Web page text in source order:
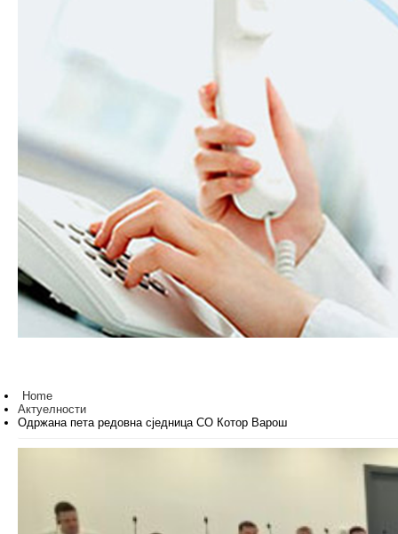
Home
Актуелности
Одржана пета редовна сједница СО Котор Варош